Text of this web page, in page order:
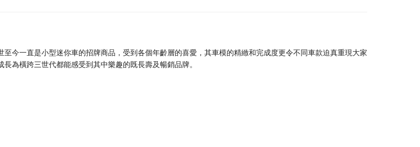
至今一直是小型迷你車的招牌商品，受到各個年齡層的喜愛，其車模的精緻和完成度更令不同車款迫真重現大家
長為橫跨三世代都能感受到其中樂趣的既長壽及暢銷品牌。